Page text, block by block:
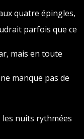
quatre épingles,
parfois que ce
mais en toute
manque pas de
les nuits rythmées